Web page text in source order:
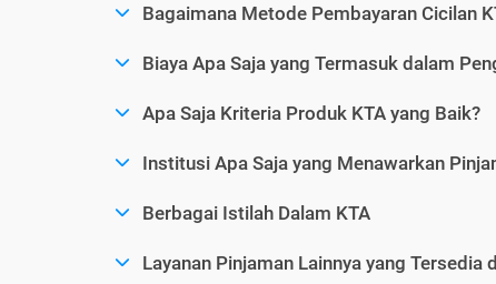
Bagaimana Metode Pembayaran Cicilan
Biaya Apa Saja yang Termasuk dalam
Apa Saja Kriteria Produk KTA yang Baik?
Institusi Apa Saja yang Menawarkan
Berbagai Istilah Dalam KTA
Layanan Pinjaman Lainnya yang Tersedia